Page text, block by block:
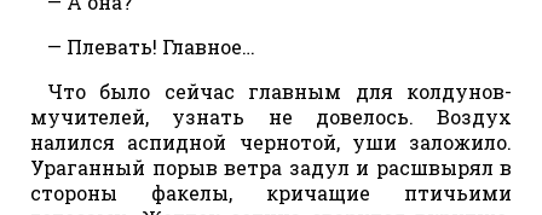
— Плевать! Главное…
Что было сейчас главным для колдунов-
мучителей, узнать не довелось. Воздух
налился аспидной чернотой, уши заложило.
Ураганный порыв ветра задул и расшвырял в
стороны факелы, кричащие птичьими